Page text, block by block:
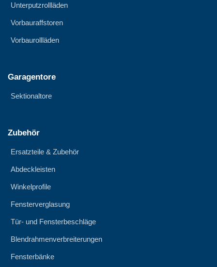
Unterputzrollläden
Vorbauraffstoren
Vorbaurollläden
Garagentore
Sektionaltore
Zubehör
Ersatzteile & Zubehör
Abdeckleisten
Winkelprofile
Fensterverglasung
Tür- und Fensterbeschläge
Blendrahmenverbreiterungen
Fensterbänke